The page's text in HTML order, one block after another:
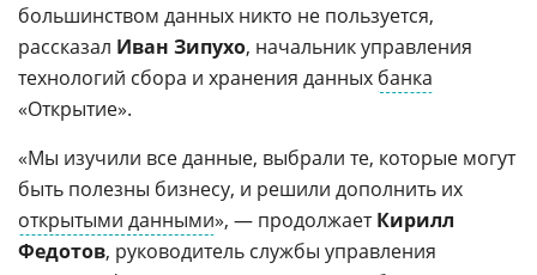
большинством данных никто не пользуется,
рассказал Иван Зипухо, начальник управления
технологий сбора и хранения данных банка
«Открытие».
«Мы изучили все данные, выбрали те, которые могут
быть полезны бизнесу, и решили дополнить их
открытыми данными», — продолжаетКирилл
Федотов, руководитель службы управления